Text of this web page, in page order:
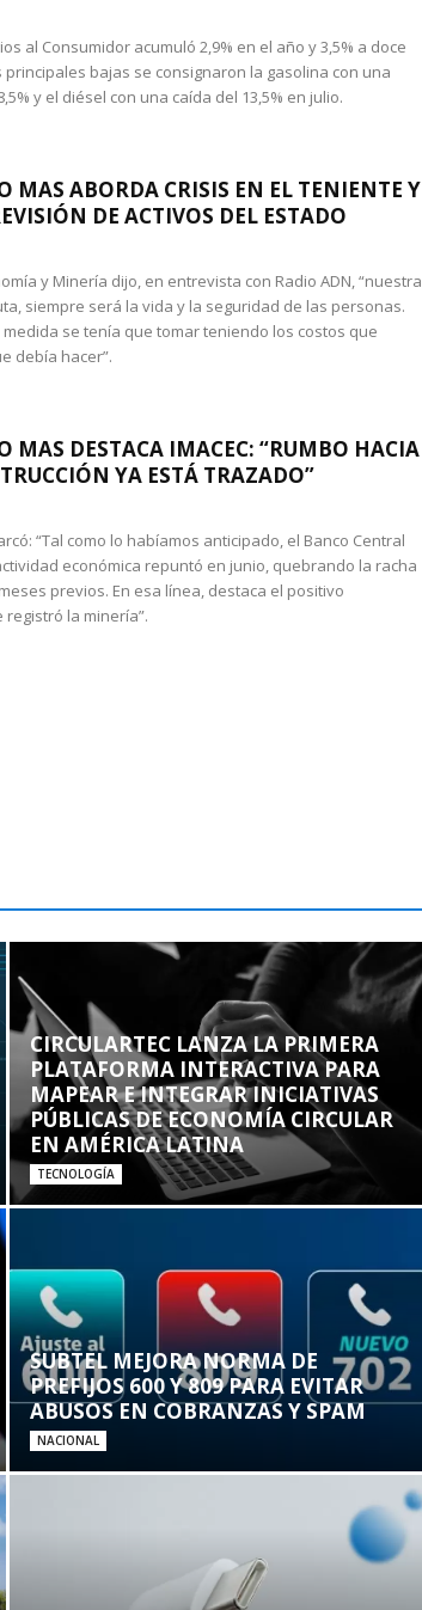
al Consumidor acumuló 2,9% en el año y 3,5% a doce
principales bajas se consignaron la gasolina con una
y el diésel con una caída del 13,5% en julio.
MAS ABORDA CRISIS EN EL TENIENTE Y
DE ACTIVOS DEL ESTADO
y Minería dijo, en entrevista con Radio ADN, “nuestra
siempre será la vida y la seguridad de las personas.
medida se tenía que tomar teniendo los costos que
debía hacer”.
MAS DESTACA IMACEC: “RUMBO HACIA
YA ESTÁ TRAZADO”
“Tal como lo habíamos anticipado, el Banco Central
económica repuntó en junio, quebrando la racha
previos. En esa línea, destaca el positivo
la minería”.
CIRCULARTEC LANZA LA PRIMERA
PLATAFORMA INTERACTIVA PARA
MAPEAR E INTEGRAR INICIATIVAS
PÚBLICAS DE ECONOMÍA CIRCULAR
EN AMÉRICA LATINA
TECNOLOGÍA
SUBTEL MEJORA NORMA DE
PREFIJOS 600 Y 809 PARA EVITAR
ABUSOS EN COBRANZAS Y SPAM
NACIONAL